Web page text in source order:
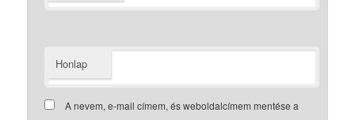
Honlap
A nevem, e-mail címem, és weboldalcímem mentése a